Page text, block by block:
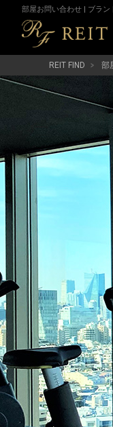
部屋お問い合わせ | ブラン
REIT FIND 部